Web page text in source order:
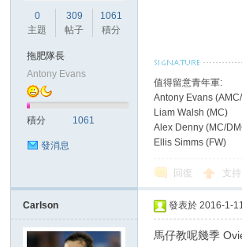
0
主題
309
帖子
1061
積分
拖肥隊長
Antony Evans
積分 1061
發消息
值得留意青年軍:
Antony Evans
Liam Walsh (MC)
Alex Denny (MC/
Ellis Simms (FW)
回復 支持
Carlson 發表於 2016-1-
馬仔教呢幾季